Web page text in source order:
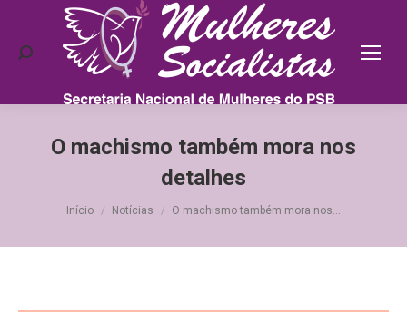
Search:
O machismo também mora nos
detalhes
Você está aqui:
Início Notícias O machismo também mora nos…